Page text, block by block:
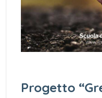
Progetto